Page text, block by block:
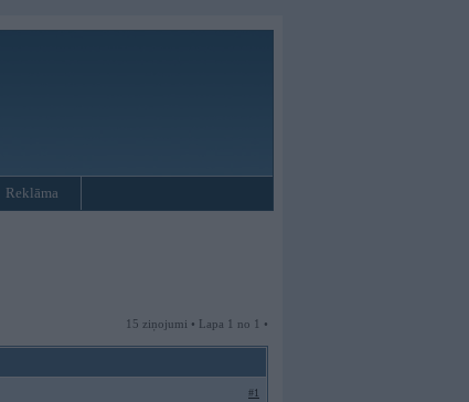
Reklāma
15 ziņojumi • Lapa 1 no 1 •
#1